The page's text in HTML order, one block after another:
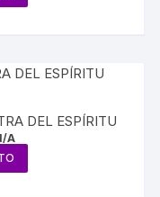
DEL ESPÍRITU
A